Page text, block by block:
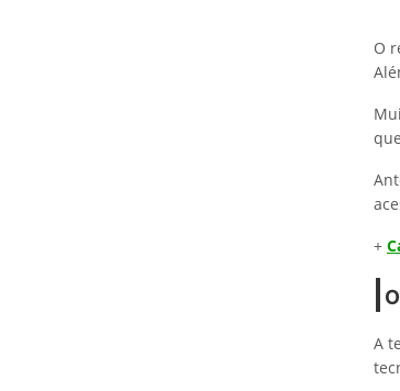
O
+
A